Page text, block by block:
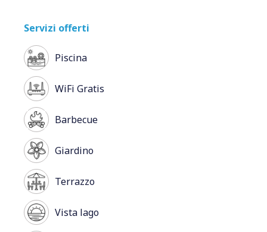
Servizi offerti
Piscina
WiFi Gratis
Barbecue
Giardino
Terrazzo
Vista lago